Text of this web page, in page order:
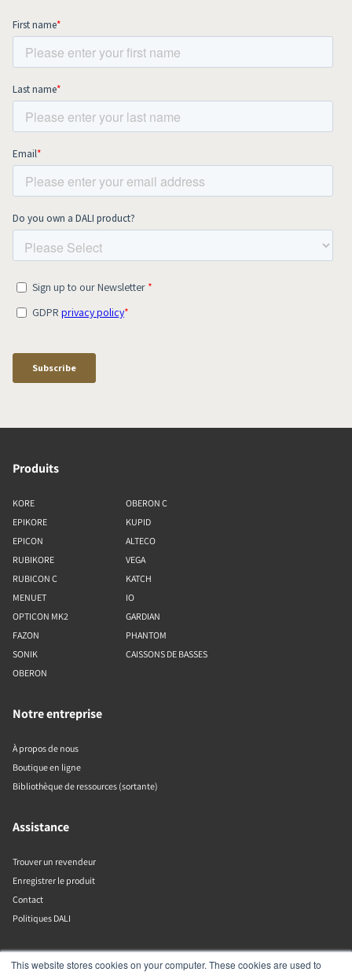
This website stores cookies on your computer. These cookies are used to
Produits
KORE
EPIKORE
EPICON
RUBIKORE
RUBICON C
MENUET
OPTICON MK2
FAZON
SONIK
OBERON
OBERON C
KUPID
ALTECO
VEGA
KATCH
IO
GARDIAN
PHANTOM
CAISSONS DE BASSES
Notre entreprise
À propos de nous
Boutique en ligne
Bibliothèque de ressources (sortante)
Assistance
Trouver un revendeur
Enregistrer le produit
Contact
Politiques DALI
DALI A/S